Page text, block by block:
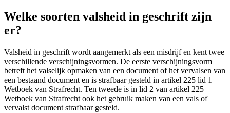
Welke soorten valsheid in geschrift zijn
er?
Valsheid in geschrift wordt aangemerkt als een misdrijf en kent twee
verschillende verschijningsvormen. De eerste verschijningsvorm
betreft het valselijk opmaken van een document of het vervalsen van
een bestaand document en is strafbaar gesteld in artikel 225 lid 1
Wetboek van Strafrecht. Ten tweede is in lid 2 van artikel 225
Wetboek van Strafrecht ook het gebruik maken van een vals of
vervalst document strafbaar gesteld.